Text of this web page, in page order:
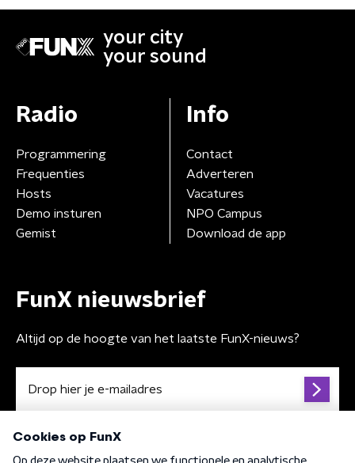
your city
your sound
Radio
Programmering
Frequenties
Hosts
Demo insturen
Gemist
Info
Contact
Adverteren
Vacatures
NPO Campus
Download de app
FunX nieuwsbrief
Altijd op de hoogte van het laatste FunX-nieuws?